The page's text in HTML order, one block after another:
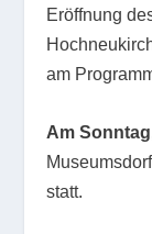
Eröffnung
am
Am
statt.